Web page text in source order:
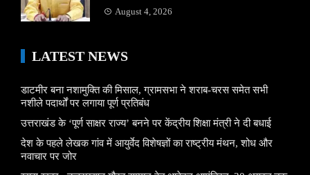
August 4, 2026
LATEST NEWS
डाटमीर बना नशामुक्ति की मिसाल, ग्रामसभा ने शराब-चरस समेत सभी
नशीले पदार्थों पर लगाया पूर्ण प्रतिबंध
उत्तराखंड के ‘पूर्ण साक्षर राज्य’ बनने पर केंद्रीय शिक्षा मंत्री ने दी बधाई
देश के पहले लेखक गांव में आयुर्वेद विशेषज्ञों का राष्ट्रीय मंथन, शोध और
नवाचार पर जोर